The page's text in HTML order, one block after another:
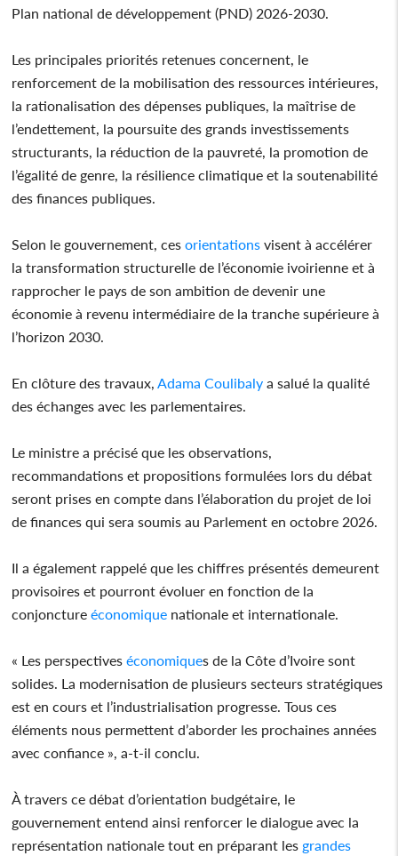
Plan national de développement (PND) 2026-2030.
Les principales priorités retenues concernent, le
renforcement de la mobilisation des ressources intérieures,
la rationalisation des dépenses publiques, la maîtrise de
l’endettement, la poursuite des grands investissements
structurants, la réduction de la pauvreté, la promotion de
l’égalité de genre, la résilience climatique et la soutenabilité
des finances publiques.
Selon le gouvernement, ces orientations visent à accélérer
la transformation structurelle de l’économie ivoirienne et à
rapprocher le pays de son ambition de devenir une
économie à revenu intermédiaire de la tranche supérieure à
l’horizon 2030.
En clôture des travaux, Adama Coulibaly a salué la qualité
des échanges avec les parlementaires.
Le ministre a précisé que les observations,
recommandations et propositions formulées lors du débat
seront prises en compte dans l’élaboration du projet de loi
de finances qui sera soumis au Parlement en octobre 2026.
Il a également rappelé que les chiffres présentés demeurent
provisoires et pourront évoluer en fonction de la
conjoncture économique nationale et internationale.
« Les perspectives économiques de la Côte d’Ivoire sont
solides. La modernisation de plusieurs secteurs stratégiques
est en cours et l’industrialisation progresse. Tous ces
éléments nous permettent d’aborder les prochaines années
avec confiance », a-t-il conclu.
À travers ce débat d’orientation budgétaire, le
gouvernement entend ainsi renforcer le dialogue avec la
représentation nationale tout en préparant les grandes